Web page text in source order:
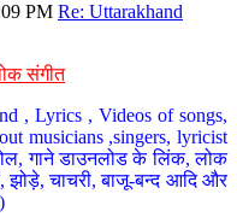
PM Re: Uttarakhand
संगीत
, Lyrics , Videos of songs,
musicians ,singers, lyricist
गाने डाउनलोड के लिंक, लोक
झोड़े, चाचरी, बाजू-बन्द आदि और